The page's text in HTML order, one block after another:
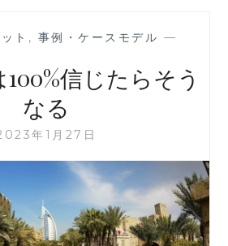
ト , 事例・ケースモデル —
信じたらそう
なる
年1月27日